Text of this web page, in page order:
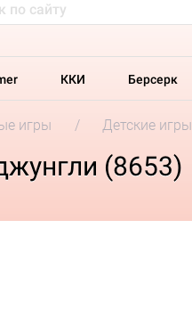
ККИ Берсерк
игры Детские игры
(8653)